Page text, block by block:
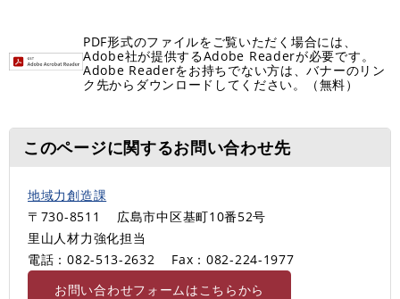
PDF形式のファイルをご覧いただく場合には、
Adobe社が提供するAdobe Readerが必要です。
Adobe Readerをお持ちでない方は、バナーのリン
ク先からダウンロードしてください。（無料）
このページに関するお問い合わせ先
地域力創造課
〒730-8511
広島市中区基町10番52号
里山人材力強化担当
電話：082-513-2632
Fax：082-224-1977
お問い合わせフォームはこちらから